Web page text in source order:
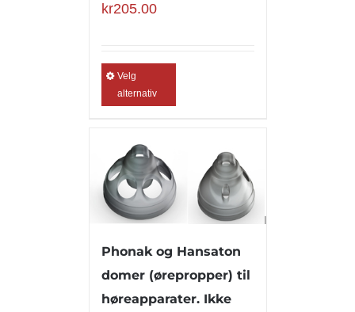
kr205.00
Velg
alternativ
Phonak og Hansaton
domer (ørepropper) til
høreapparater. Ikke